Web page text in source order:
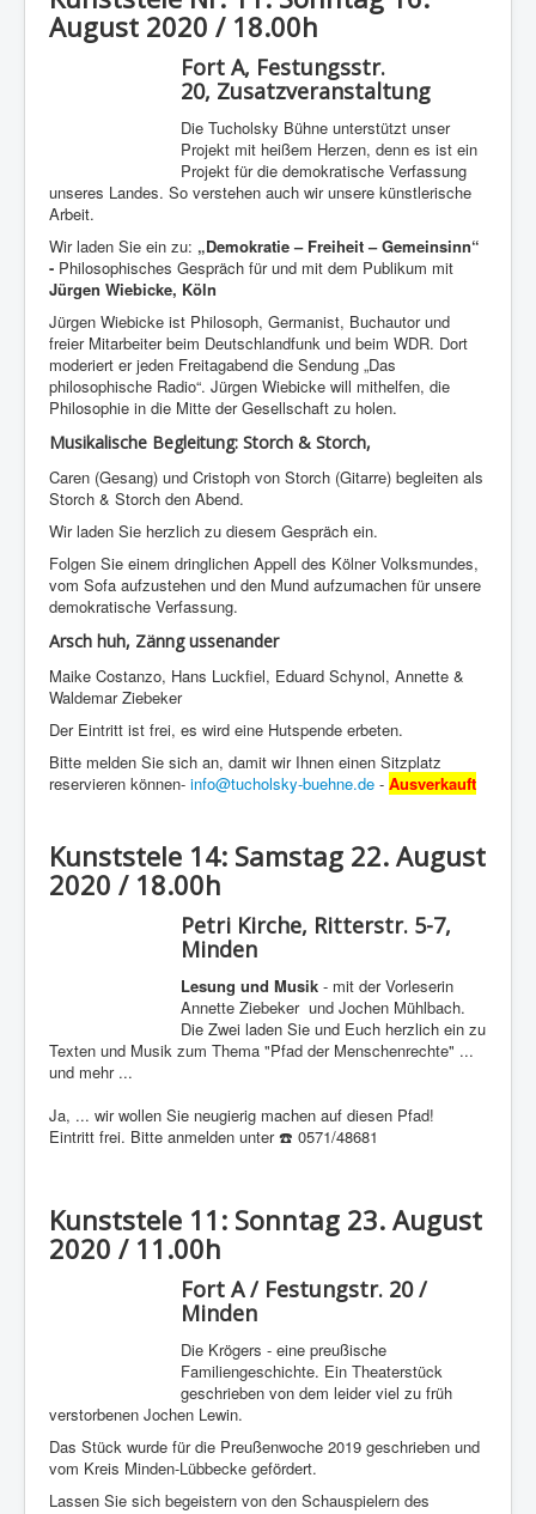
August 2020 / 18.00h
Fort A, Festungsstr.
20, Zusatzveranstaltung
Die Tucholsky Bühne unterstützt unser
Projekt mit heißem Herzen, denn es ist ein
Projekt für die demokratische Verfassung
unseres Landes. So verstehen auch wir unsere künstlerische
Arbeit.
Wir laden Sie ein zu: „Demokratie – Freiheit – Gemeinsinn“
- Philosophisches Gespräch für und mit dem Publikum mit
Jürgen Wiebicke, Köln
Jürgen Wiebicke ist Philosoph, Germanist, Buchautor und
freier Mitarbeiter beim Deutschlandfunk und beim WDR. Dort
moderiert er jeden Freitagabend die Sendung „Das
philosophische Radio“. Jürgen Wiebicke will mithelfen, die
Philosophie in die Mitte der Gesellschaft zu holen.
Musikalische Begleitung: Storch & Storch,
Caren (Gesang) und Cristoph von Storch (Gitarre) begleiten als
Storch & Storch den Abend.
Wir laden Sie herzlich zu diesem Gespräch ein.
Folgen Sie einem dringlichen Appell des Kölner Volksmundes,
vom Sofa aufzustehen und den Mund aufzumachen für unsere
demokratische Verfassung.
Arsch huh, Zänng ussenander
Maike Costanzo, Hans Luckfiel, Eduard Schynol, Annette &
Waldemar Ziebeker
Der Eintritt ist frei, es wird eine Hutspende erbeten.
Bitte melden Sie sich an, damit wir Ihnen einen Sitzplatz
reservieren können- info@tucholsky-buehne.de - Ausverkauft
Kunststele 14: Samstag 22. August
2020 / 18.00h
Petri Kirche, Ritterstr. 5-7,
Minden
Lesung und Musik - mit der Vorleserin
Annette Ziebeker und Jochen Mühlbach.
Die Zwei laden Sie und Euch herzlich ein zu
Texten und Musik zum Thema "Pfad der Menschenrechte" ...
und mehr ...
Ja, ... wir wollen Sie neugierig machen auf diesen Pfad!
Eintritt frei. Bitte anmelden unter ☎️ 0571/48681
Kunststele 11: Sonntag 23. August
2020 / 11.00h
Fort A / Festungstr. 20 /
Minden
Die Krögers - eine preußische
Familiengeschichte. Ein Theaterstück
geschrieben von dem leider viel zu früh
verstorbenen Jochen Lewin.
Das Stück wurde für die Preußenwoche 2019 geschrieben und
vom Kreis Minden-Lübbecke gefördert.
Lassen Sie sich begeistern von den Schauspielern des